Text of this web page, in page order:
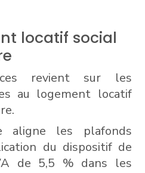
locatif social
revient sur les
au logement locatif
aligne les plafonds
du dispositif de
de 5,5 % dans les